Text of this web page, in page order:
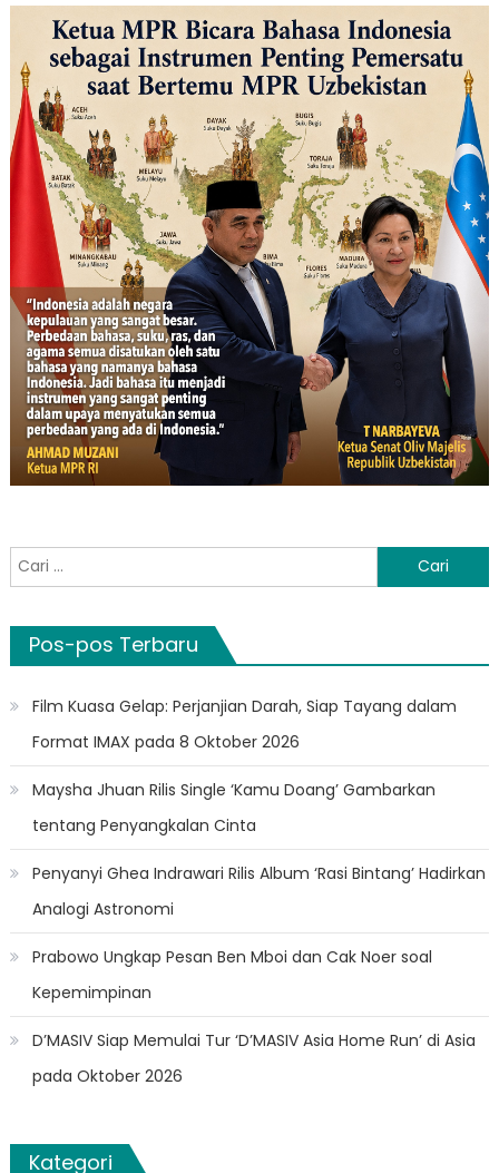
Cari
untuk:
Pos-pos Terbaru
Film Kuasa Gelap: Perjanjian Darah, Siap Tayang dalam
Format IMAX pada 8 Oktober 2026
Maysha Jhuan Rilis Single ‘Kamu Doang’ Gambarkan
tentang Penyangkalan Cinta
Penyanyi Ghea Indrawari Rilis Album ‘Rasi Bintang’ Hadirkan
Analogi Astronomi
Prabowo Ungkap Pesan Ben Mboi dan Cak Noer soal
Kepemimpinan
D’MASIV Siap Memulai Tur ‘D’MASIV Asia Home Run’ di Asia
pada Oktober 2026
Kategori